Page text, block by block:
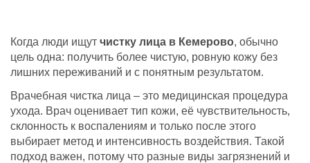
Когда люди ищут чистку лица в Кемерово, обычно
цель одна: получить более чистую, ровную кожу без
лишних переживаний и с понятным результатом.
Врачебная чистка лица – это медицинская процедура
ухода. Врач оценивает тип кожи, её чувствительность,
склонность к воспалениям и только после этого
выбирает метод и интенсивность воздействия. Такой
подход важен, потому что разные виды загрязнений и
Обладатель сертификата может получить
любую услугу, предоставляемую
косметологией «Аве-Медико», в полном
Если сумма оплачиваемых услуг превысит
номинал сертификата, разницу можно
доплатить наличными или банковской
картой.